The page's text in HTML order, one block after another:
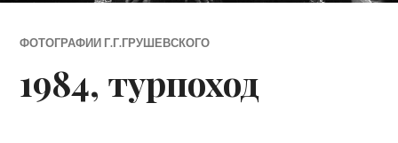
ФОТОГРАФИИ Г.Г.ГРУШЕВСКОГО
1984, турпоход